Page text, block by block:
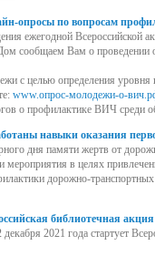
опросы по вопросам
ежегодной
сообщаем Вам о проведении
с целью определения
www.опрос-молодежи-о-
о профилактике ВИЧ среди
навыки оказания
дня памяти жертв от
мероприятия в целях
дорожно-
библиотечная акция
2021 года стартует